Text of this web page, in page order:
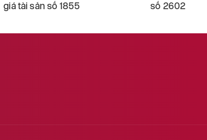
giá tài sản số 1855
số 2602